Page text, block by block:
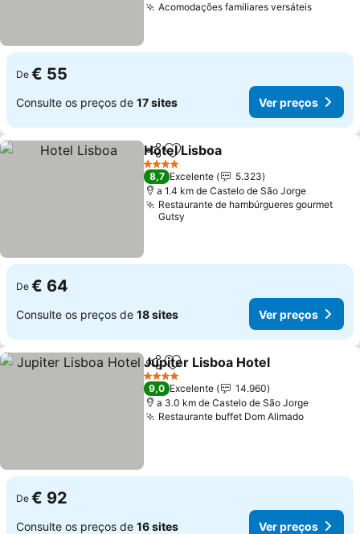
Acomodações familiares versáteis
De € 55
Consulte os preços de 17 sites Ver preços
PartilharAdicionar aos favoritos
Hotel Lisboa
4 Estrelas
8,7 Excelente
5.323
a 1.4 km de Castelo de São Jorge
Restaurante de hambúrgueres gourmet
Gutsy
De € 64
Consulte os preços de 18 sites Ver preços
PartilharAdicionar aos favoritos
Jupiter Lisboa Hotel
4 Estrelas
9,0 Excelente
14.960
a 3.0 km de Castelo de São Jorge
Restaurante buffet Dom Alimado
De € 92
Consulte os preços de 16 sites Ver preços